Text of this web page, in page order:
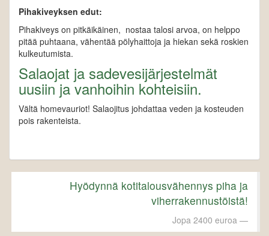
Pihakiveyksen edut:
Pihakiveys on pitkäikäinen, nostaa talosi arvoa, on helppo
pitää puhtaana, vähentää pölyhaittoja ja hiekan sekä roskien
kulkeutumista.
Salaojat ja sadevesijärjestelmät
uusiin ja vanhoihin kohteisiin.
Vältä homevauriot! Salaojitus johdattaa veden ja kosteuden
pois rakenteista.
Hyödynnä kotitalousvähennys piha ja
viherrakennustöistä!
Jopa 2400 euroa